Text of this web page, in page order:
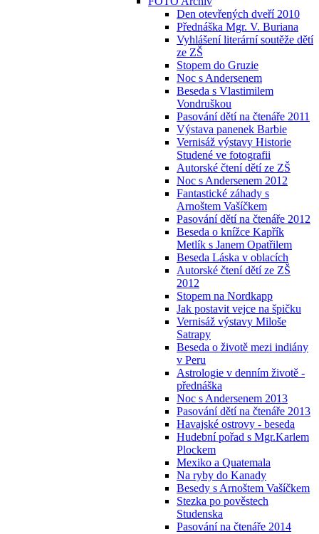
Den otevřených dveří 2010
Přednáška Mgr. V. Buriana
Vyhlášení literární soutěže dětí
ze ZŠ
Stopem do Gruzie
Noc s Andersenem
Beseda s Vlastimilem
Vondruškou
Pasování dětí na čtenáře 2011
Výstava panenek Barbie
Vernisáž výstavy Historie
Studené ve fotografii
Autorské čtení dětí ze ZŠ
Noc s Andersenem 2012
Fantastické záhady s
Arnoštem Vašíčkem
Pasování dětí na čtenáře 2012
Beseda o knížce Kapřík
Metlík s Janem Opatřilem
Beseda Láska v oblacích
Autorské čtení dětí ze ZŠ
2012
Stopem na Nordkapp
Jak postavit vejce na špičku
Vernisáž výstavy Miloše
Satrapy
Beseda o životě mezi indiány
v Peru
Astrologie v denním životě -
přednáška
Noc s Andersenem 2013
Pasování dětí na čtenáře 2013
Havajské ostrovy - beseda
Hudební pořad s Mgr.Karlem
Plockem
Mexiko a Quatemala
Na ryby do Kanady
Besedy s Arnoštem Vašíčkem
Stezka po pověstech
Studenska
Pasování na čtenáře 2014